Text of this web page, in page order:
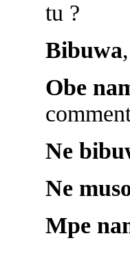
tu ?
Bibuwa
Obe
Ne
Ne
Mpe